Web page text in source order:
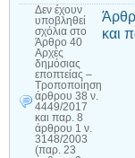
Δεν έχουν
υποβληθεί
σχόλια στο
Άρθρο 40
Αρχές
δημόσιας
εποπτείας –
Τροποποίηση
άρθρου 38 ν.
4449/2017
και παρ. 8
άρθρου 1 ν.
3148/2003
(παρ. 23
και